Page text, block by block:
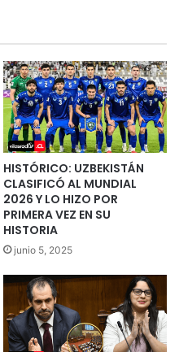
HISTÓRICO: UZBEKISTÁN
CLASIFICÓ AL MUNDIAL
2026 Y LO HIZO POR
PRIMERA VEZ EN SU
HISTORIA
junio 5, 2025